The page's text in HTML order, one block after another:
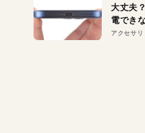
大丈夫
電でき
対策
アクセサリ